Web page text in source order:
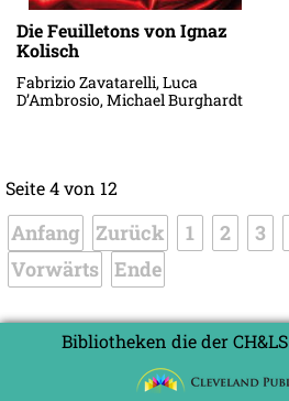
Die Feuilletons von Ignaz
Kolisch
Fabrizio Zavatarelli, Luca
D’Ambrosio, Michael Burghardt
Seite 4 von 12
Anfang Zurück 1 2 3
Vorwärts Ende
Bibliotheken die der